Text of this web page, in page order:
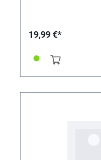
19,99 €*